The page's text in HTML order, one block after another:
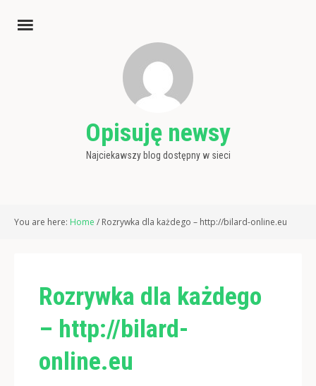
Opisuję newsy
Najciekawszy blog dostępny w sieci
You are here: Home / Rozrywka dla każdego – http://bilard-online.eu
Rozrywka dla każdego
– http://bilard-
online.eu